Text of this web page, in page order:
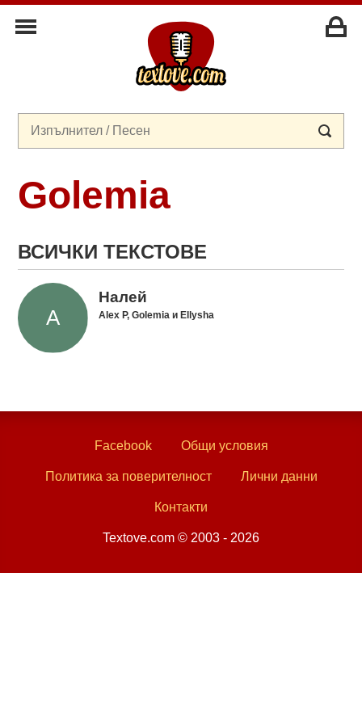
Golemia
ВСИЧКИ ТЕКСТОВЕ
Налей
Alex P, Golemia и Ellysha
Facebook Общи условия
Политика за поверителност Лични данни
Контакти
Textove.com © 2003 - 2026